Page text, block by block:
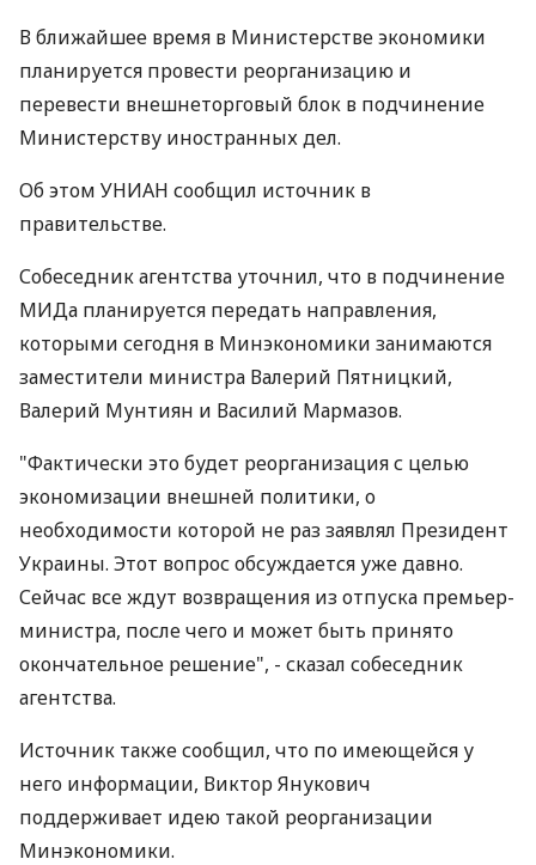
В ближайшее время в Министерстве экономики
планируется провести реорганизацию и
перевести внешнеторговый блок в подчинение
Министерству иностранных дел.
Об этом УНИАН сообщил источник в
правительстве.
Собеседник агентства уточнил, что в подчинение
МИДа планируется передать направления,
которыми сегодня в Минэкономики занимаются
заместители министра Валерий Пятницкий,
Валерий Мунтиян и Василий Мармазов.
"Фактически это будет реорганизация с целью
экономизации внешней политики, о
необходимости которой не раз заявлял Президент
Украины. Этот вопрос обсуждается уже давно.
Сейчас все ждут возвращения из отпуска премьер-
министра, после чего и может быть принято
окончательное решение", - сказал собеседник
агентства.
Источник также сообщил, что по имеющейся у
него информации, Виктор Янукович
поддерживает идею такой реорганизации
Минэкономики.